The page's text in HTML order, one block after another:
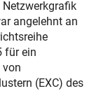
Netzwerkgrafik
angelehnt an
für ein
(EXC) des